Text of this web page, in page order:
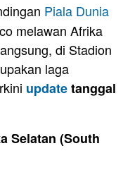
Piala Dunia
melawan Afrika
di Stadion
laga
updatetanggal
Selatan (South